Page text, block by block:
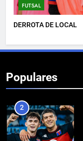
FUTSAL
DERROTA DE LOCAL
Populares
2